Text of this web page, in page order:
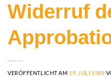
Widerruf
VERÖFFENTLICHT AM 19. JULI 1989